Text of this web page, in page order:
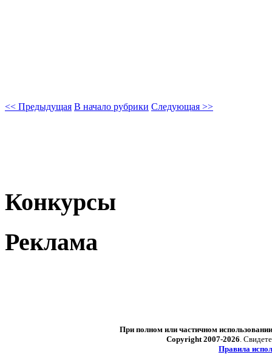
<< Предыдущая В начало рубрики Следующая >>
Конкурсы
Реклама
При полном или частичном
Copyright 2007-2026 .
Правила